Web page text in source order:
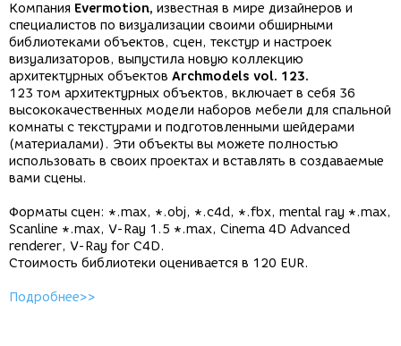
Компания Evermotion, известная в мире дизайнеров и
специалистов по визуализации своими обширными
библиотеками объектов, сцен, текстур и настроек
визуализаторов, выпустила новую коллекцию
архитектурных объектов Archmodels vol. 123.
123 том архитектурных объектов, включает в себя 36
высококачественных модели наборов мебели для спальной
комнаты с текстурами и подготовленными шейдерами
(материалами). Эти объекты вы можете полностью
использовать в своих проектах и вставлять в создаваемые
вами сцены.
Форматы сцен: *.max, *.obj, *.c4d, *.fbx, mental ray *.max,
Scanline *.max, V-Ray 1.5 *.max, Cinema 4D Advanced
renderer, V-Ray for C4D.
Стоимость библиотеки оценивается в 120 EUR.
Подробнее>>